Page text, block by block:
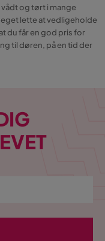
og tørt i mange
lette at vedligeholde
du får en god pris for
til døren, på en tid der